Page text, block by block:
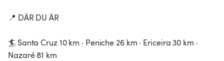
📍 DÄR DU ÄR
🏄 Santa Cruz 10 km · Peniche 26 km · Ericeira 30 km ·
Nazaré 81 km